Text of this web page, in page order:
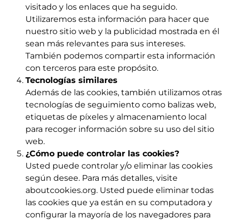
visitado y los enlaces que ha seguido.
Utilizaremos esta información para hacer que
nuestro sitio web y la publicidad mostrada en él
sean más relevantes para sus intereses.
También podemos compartir esta información
con terceros para este propósito.
Tecnologías similares
Además de las cookies, también utilizamos otras
tecnologías de seguimiento como balizas web,
etiquetas de píxeles y almacenamiento local
para recoger información sobre su uso del sitio
web.
¿Cómo puede controlar las cookies?
Usted puede controlar y/o eliminar las cookies
según desee. Para más detalles, visite
aboutcookies.org. Usted puede eliminar todas
las cookies que ya están en su computadora y
configurar la mayoría de los navegadores para